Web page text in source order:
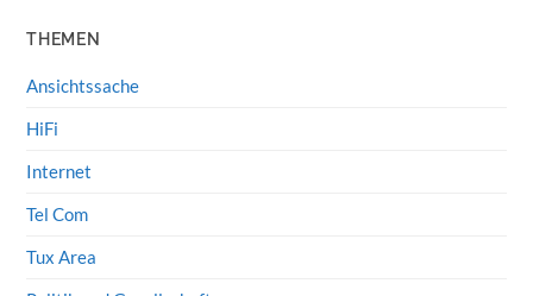
THEMEN
Ansichtssache
HiFi
Internet
Tel Com
Tux Area